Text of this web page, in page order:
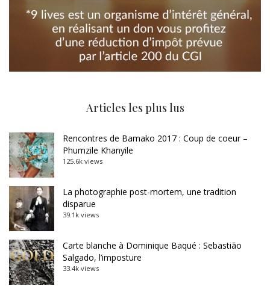
Articles les plus lus
Rencontres de Bamako 2017 : Coup de coeur –
Phumzile Khanyile
125.6k views
La photographie post-mortem, une tradition
disparue
39.1k views
Carte blanche à Dominique Baqué : Sebastião
Salgado, l’imposture
33.4k views